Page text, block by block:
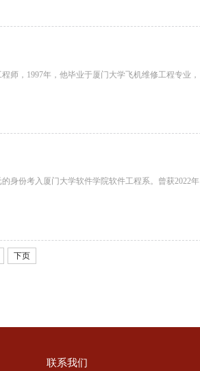
师，1997年，他毕业于厦门大学飞机维修工程专业，
身份考入厦门大学软件学院软件工程系。曾获2022年
下页
联系我们